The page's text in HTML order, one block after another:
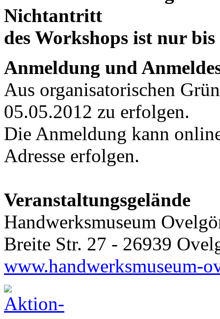
Nichtantritt
des Workshops ist nur
Anmeldung und
Aus organisatorischen
05.05.2012 zu erfolgen.
Die Anmeldung kann
Adresse erfolgen.
Veranstaltungsgelände
Handwerksmuseum
Breite Str. 27 - 26939
www.handwerksmuseum-